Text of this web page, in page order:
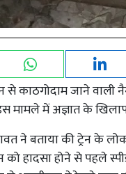
से काठगोदाम जाने वाली
मामले में अज्ञात के
ने बताया की ट्रेन के
को हादसा होने से पहले